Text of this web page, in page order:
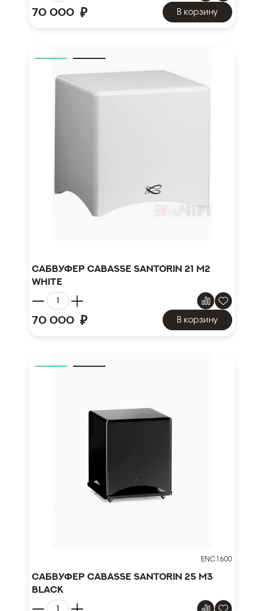
70 000 ₽ В корзину
Сабвуфер Cabasse Santorin 21 M2
white
70 000 ₽ В корзину
ENC1600
Сабвуфер Cabasse Santorin 25 M3
black